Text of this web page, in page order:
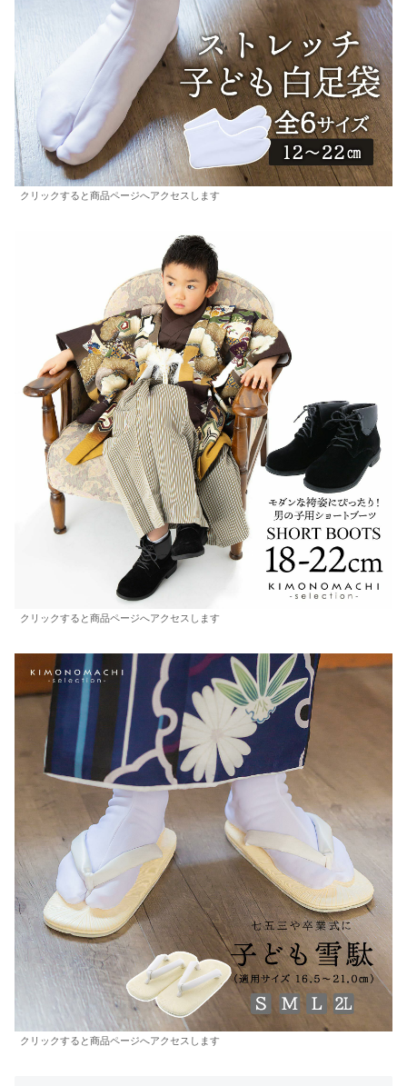
クリックすると商品ページへアクセスします
クリックすると商品ページへアクセスします
クリックすると商品ページへアクセスします